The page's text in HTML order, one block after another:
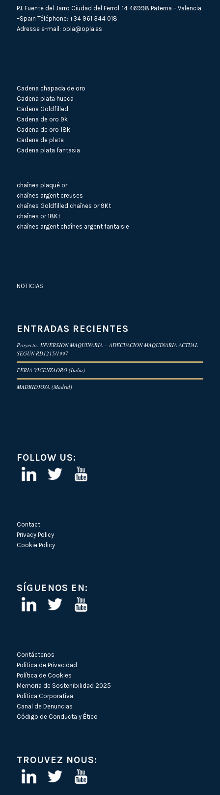
P.I. Fuente del Jarro Ciudad del Ferrol, 14 46998 Paterna – Valencia
–Spain Téléphone: +34 961 344 018
Adresse e-mail: opla@opla.es
Cadena chapada de oro
Cadena plata hueca
Cadena Goldfilled
Cadena de oro 9k
Cadena de oro 18k
Cadena de plata
Cadena plata fantasia
chaînes plaqué or
chaînes argent creuses
chaînes Goldfilled chaînes or 9Kt
chaînes or 18Kt
chaînes argent chaînes argent fantaisie
NOTICIAS
ENTRADAS RECIENTES
Proyecto: INVERSION MAQUINARIA – ADECUACION MAQUINARIA ACTUAL
SEGÚN RD1215/1997
FERIA VICENZAORO (Italia)
MADRIDJOYA (Madrid)
FOLLOW US:
Contact
Privacy Policy
Cookie Policy
SÍGUENOS EN:
Contáctenos
Política de Privacidad
Política de Cookies
Memoria de Sostenibilidad 2025
Política Corporativa
Canal de Denuncias
Código de Conducta y Ético
TROUVEZ NOUS: